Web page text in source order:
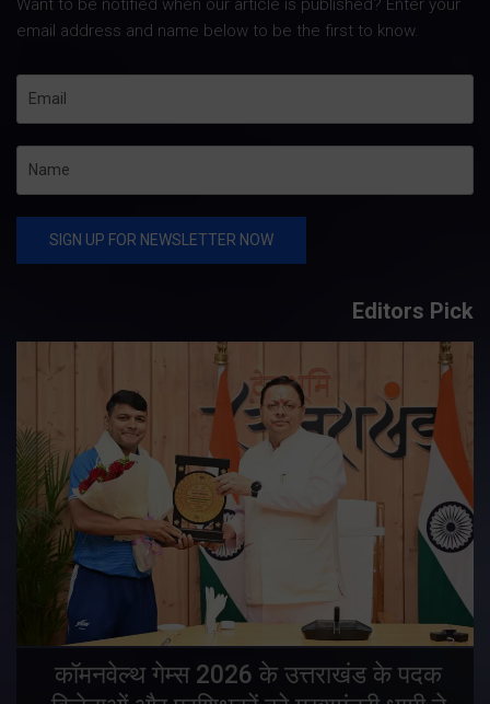
Want to be notified when our article is published? Enter your
email address and name below to be the first to know.
Editors Pick
कॉमनवेल्थ गेम्स 2026 के उत्तराखंड के पदक